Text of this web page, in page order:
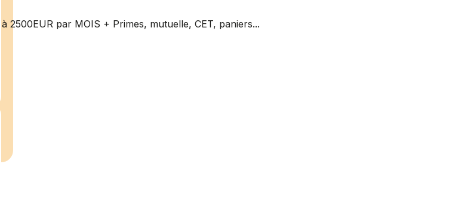
2500EUR par MOIS + Primes, mutuelle, CET, paniers...